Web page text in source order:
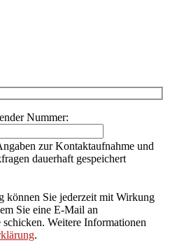
Nummer:
zur Kontaktaufnahme und
dauerhaft gespeichert
Sie jederzeit mit Wirkung
Sie eine E-Mail an
Weitere Informationen
.